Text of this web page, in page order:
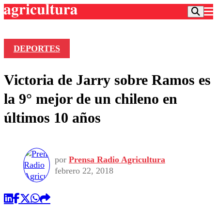
Frecuencias
Agricultura TV
Deportes
Colo Colo
Seleccion Chilena
Torneo Internacional
Entretención
Economía
Internacional
Publicaciones en medios
Opinión
DEPORTES
Victoria de Jarry sobre Ramos es
la 9° mejor de un chileno en
últimos 10 años
por Prensa Radio Agricultura
febrero 22, 2018